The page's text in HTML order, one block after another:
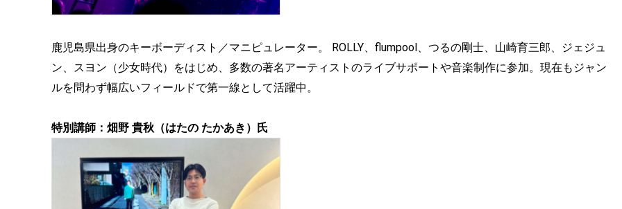
鹿児島県出身のキーボーディスト／マニピュレーター。 ROLLY、flumpool、つるの剛士、山崎育三郎、ジェジュ
ン、スヨン（少女時代）をはじめ、多数の著名アーティストのライブサポートや音楽制作に参加。現在もジャン
ルを問わず幅広いフィールドで第一線として活躍中。
特別講師：畑野 貴秋（はたの たかあき）氏